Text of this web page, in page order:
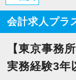
会計求人プラ
【東京事務
実務経験3年